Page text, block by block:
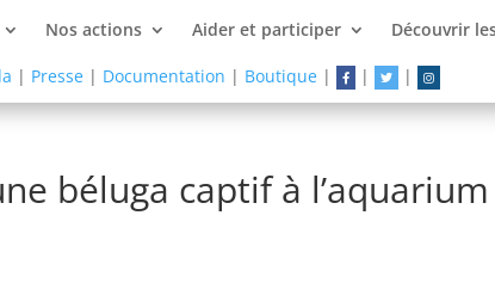
Nos actions Aider et participer Découvrir
| Presse| Documentation | Boutique| | |
béluga captif à